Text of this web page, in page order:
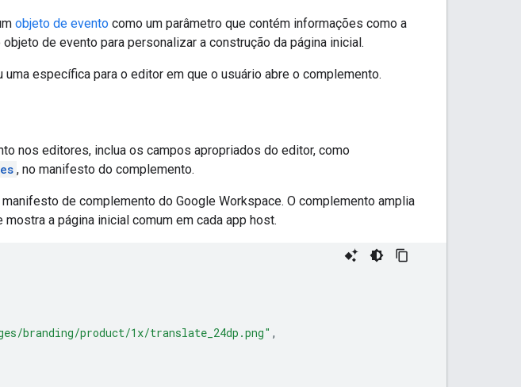
objeto de evento como um parâmetro que contém informações como a
de evento para personalizar a construção da página inicial.
uma específica para o editor em que o usuário abre o complemento.
nos editores, inclua os campos apropriados do editor, como
, no manifesto do complemento.
manifesto de complemento do Google Workspace. O complemento amplia
a página inicial comum em cada app host.
branding/product/1x/translate_24dp.png" ,